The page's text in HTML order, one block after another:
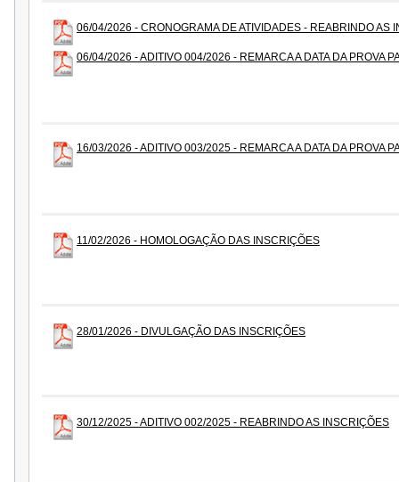
06/04/2026 - CRONOGRAMA DE ATIVIDADES - REABRINDO AS
06/04/2026 - ADITIVO 004/2026 - REMARCA A DATA DA PROVA
16/03/2026 - ADITIVO 003/2025 - REMARCA A DATA DA PROVA
11/02/2026 - HOMOLOGAÇÃO DAS INSCRIÇÕES
28/01/2026 - DIVULGAÇÃO DAS INSCRIÇÕES
30/12/2025 - ADITIVO 002/2025 - REABRINDO AS INSCRIÇÕES